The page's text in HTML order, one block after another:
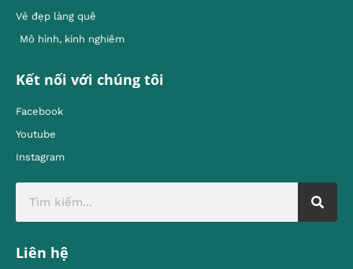
Vẻ đẹp làng quê
Mô hình, kinh nghiêm
Kết nối với chúng tôi
Facebook
Youtube
Instagram
Liên hệ